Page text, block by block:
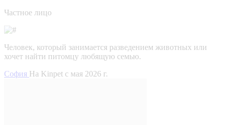
Частное лицо
Человек, который занимается разведением животных или
хочет найти питомцу любящую семью.
София На Kinpet c мая 2026 г.